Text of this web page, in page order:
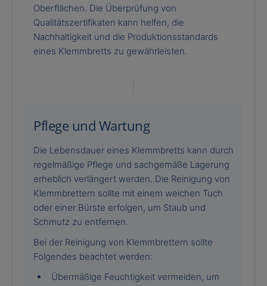
Oberflächen. Die Überprüfung von
Qualitätszertifikaten kann helfen, die
Nachhaltigkeit und die Produktionsstandards
eines Klemmbretts zu gewährleisten.
Pflege und Wartung
Die Lebensdauer eines Klemmbretts kann durch
regelmäßige Pflege und sachgemäße Lagerung
erheblich verlängert werden. Die Reinigung von
Klemmbrettern sollte mit einem weichen Tuch
oder einer Bürste erfolgen, um Staub und
Schmutz zu entfernen.
Bei der Reinigung von Klemmbrettern sollte
Folgendes beachtet werden:
Übermäßige Feuchtigkeit vermeiden, um